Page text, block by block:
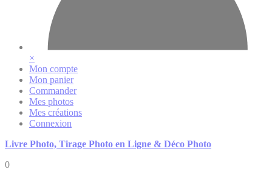
×
Mon compte
Mon panier
Commander
Mes photos
Mes créations
Connexion
Livre Photo, Tirage Photo en Ligne & Déco Photo
0